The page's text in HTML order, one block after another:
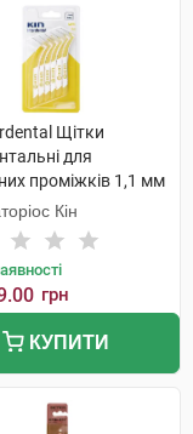
Щітки
для
проміжків 1,1 мм
Кін
грн
КУПИТИ